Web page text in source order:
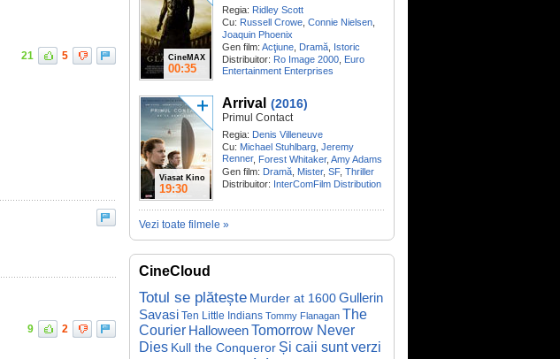
21 5
9 2
CineMAX
00:35
Regia: Ridley Scott
Cu: Russell Crowe Connie Nielsen
Joaquin Phoenix
Gen film: Acţiune Dramă Istoric
Distribuitor: Ro Image 2000 Euro
Entertainment Enterprises
Viasat Kino
19:30
Arrival (2016)
Primul Contact
Regia: Denis Villeneuve
Cu: Michael Stuhlbarg Jeremy
Renner, Forest Whitaker, Amy Adams
Gen film: Dramă Mister, SF, Thriller
Distribuitor: InterComFilm Distribution
Vezi toate filmele »
CineCloud
Totul se plătește Murder at 1600Gullerin
Savasi Ten Little Indians Tommy Flanagan The
Courier HalloweenTomorrow Never
Dies Kull the Conqueror Și caii sunt verzi